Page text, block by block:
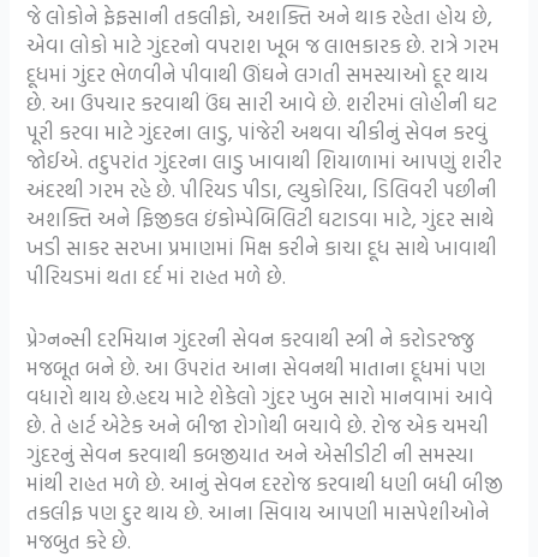
જે લોકોને ફેફસાની તકલીફો, અશક્તિ અને થાક રહેતા હોય છે,
એવા લોકો માટે ગુંદરનો વપરાશ ખૂબ જ લાભકારક છે. રાત્રે ગરમ
દૂધમાં ગુંદર ભેળવીને પીવાથી ઊંઘને લગતી સમસ્યાઓ દૂર થાય
છે. આ ઉપચાર કરવાથી ઉંઘ સારી આવે છે. શરીરમાં લોહીની ઘટ
પૂરી કરવા માટે ગુંદરના લાડુ, પાંજેરી અથવા ચીકીનું સેવન કરવું
જોઈએ. તદુપરાંત ગુંદરના લાડુ ખાવાથી શિયાળામાં આપણું શરીર
અંદરથી ગરમ રહે છે. પીરિયડ પીડા, લ્યુકોરિયા, ડિલિવરી પછીની
અશક્તિ અને ફિજીકલ ઇંકોમ્પેબિલિટી ઘટાડવા માટે, ગુંદર સાથે
ખડી સાકર સરખા પ્રમાણમાં મિક્ષ કરીને કાચા દૂધ સાથે ખાવાથી
પીરિયડમાં થતા દર્દ માં રાહત મળે છે.
પ્રેગ્નન્સી દરમિયાન ગુંદરની સેવન કરવાથી સ્ત્રી ને કરોડરજ્જુ
મજબૂત બને છે. આ ઉપરાંત આના સેવનથી માતાના દૂધમાં પણ
વધારો થાય છે.હદય માટે શેકેલો ગુંદર ખુબ સારો માનવામાં આવે
છે. તે હાર્ટ એટેક અને બીજા રોગોથી બચાવે છે. રોજ એક ચમચી
ગુંદરનું સેવન કરવાથી કબજીયાત અને એસીડીટી ની સમસ્યા
માંથી રાહત મળે છે. આનું સેવન દરરોજ કરવાથી ધણી બધી બીજી
તકલીફ પણ દુર થાય છે. આના સિવાય આપણી માસપેશીઓને
મજબુત કરે છે.